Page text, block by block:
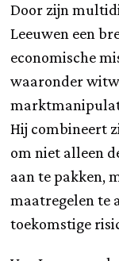
Door zijn
Leeuwen een
economische
waaronder
Hij combineert
om niet alleen
aan te pakken,
maatregelen te
toekomstige